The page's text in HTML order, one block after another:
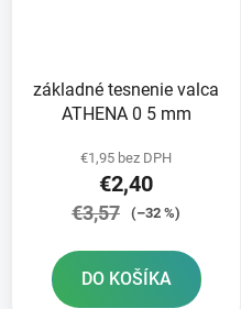
základné tesnenie valca
ATHENA 0 5 mm
€1,95 bez DPH
€2,40
€3,57 (–32 %)
DO KOŠÍKA